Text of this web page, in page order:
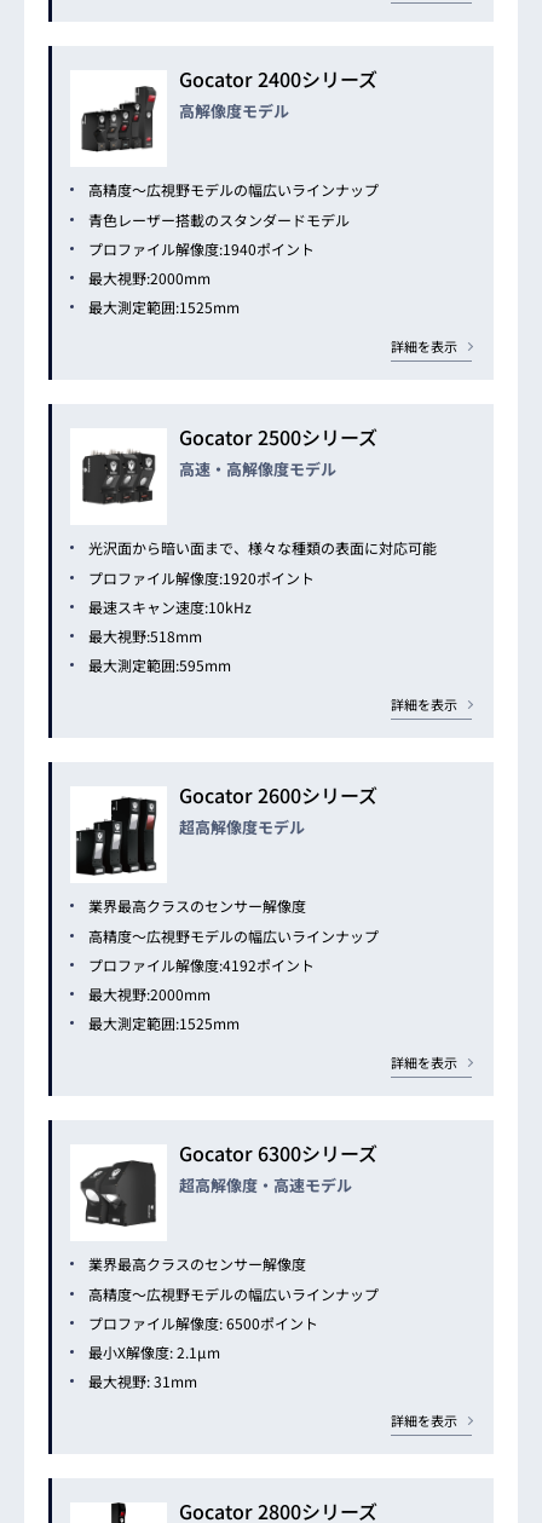
Gocator 2400シリーズ
高解像度モデル
高精度～広視野モデルの幅広いラインナップ
青色レーザー搭載のスタンダードモデル
プロファイル解像度:1940ポイント
最大視野:2000mm
最大測定範囲:1525mm
詳細を表示
Gocator 2500シリーズ
高速・高解像度モデル
光沢面から暗い面まで、様々な種類の表面に対応可能
プロファイル解像度:1920ポイント
最速スキャン速度:10kHz
最大視野:518mm
最大測定範囲:595mm
詳細を表示
Gocator 2600シリーズ
超高解像度モデル
業界最高クラスのセンサー解像度
高精度～広視野モデルの幅広いラインナップ
プロファイル解像度:4192ポイント
最大視野:2000mm
最大測定範囲:1525mm
詳細を表示
Gocator 6300シリーズ
超高解像度・高速モデル
業界最高クラスのセンサー解像度
高精度～広視野モデルの幅広いラインナップ
プロファイル解像度: 6500ポイント
最小X解像度: 2.1μm
最大視野: 31mm
詳細を表示
Gocator 2800シリーズ